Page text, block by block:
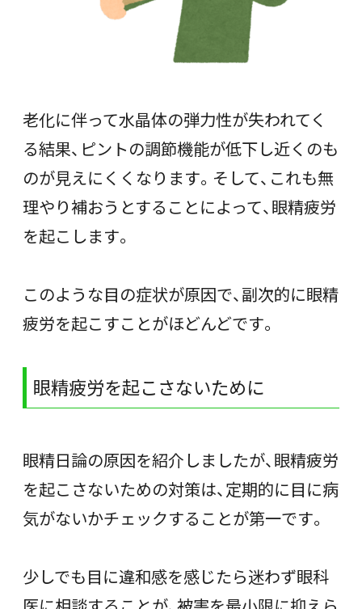
老化に伴って水晶体の弾力性が失われてく
る結果、ピントの調節機能が低下し近くのも
のが見えにくくなります。そして、これも無
理やり補おうとすることによって、眼精疲労
を起こします。
このような目の症状が原因で、副次的に眼精
疲労を起こすことがほどんどです。
眼精疲労を起こさないために
眼精日論の原因を紹介しましたが、眼精疲労
を起こさないための対策は、定期的に目に病
気がないかチェックすることが第一です。
少しでも目に違和感を感じたら迷わず眼科